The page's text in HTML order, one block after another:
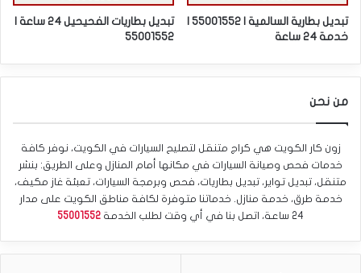
خدمة 24 ساعة
تبديل بطاريات الفحيحيل 24 ساعة |
55001552
من نحن
زون كار الكويت هي كراج متنقل لتصليح السيارات في الكويت، نوفر كافة
خدمات فحص وصيانة السيارات في مكانها أمام المنازل وعلى الطريق: بنشر
متنقل، تبديل تواير، تبديل بطاريات، فحص وبرمجة السيارات، تعبئة غاز مكيف،
خدمة طرق، خدمة منازل. خدماتنا متوفرة لكافة مناطق الكويت على مدار
24 ساعة، اتصل بنا في أي وقت لطلب الخدمة
55001552